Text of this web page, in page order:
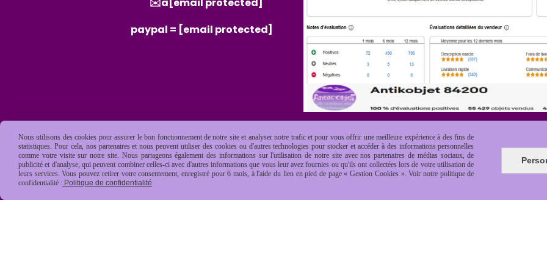
paypal = [email protected]
Nous utilisons des cookies pour assurer le bon fonctionnement de notre site et analyser notre trafic et pour vous offrir une meilleure expérience à des fins de
statistiques. Pour cela, nos partenaires et nous peuvent utiliser des cookies ou d'autres technologies pour stocker et accéder à des informations personnelles
comme votre visite sur notre site. Nous partageons également des informations sur l'utilisation de notre site avec nos partenaires de médias sociaux, de
publicité et d'analyse, qui peuvent combiner celles-ci avec d'autres informations que vous leur avez fournies ou qu'ils ont collectées lors de votre utilisation de
leurs services. Vous pouvez retirer votre consentement, enregistré pour 6 mois, à l'aide du lien en pied de page « Gestion Cookies ». Voir notre politique de
confidentialité : Politique de confidentialité